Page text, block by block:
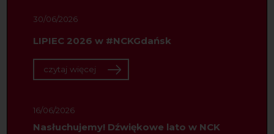
30/06/2026
LIPIEC 2026 w #NCKGdańsk
czytaj więcej
16/06/2026
Nasłuchujemy! Dźwiękowe lato w NCK